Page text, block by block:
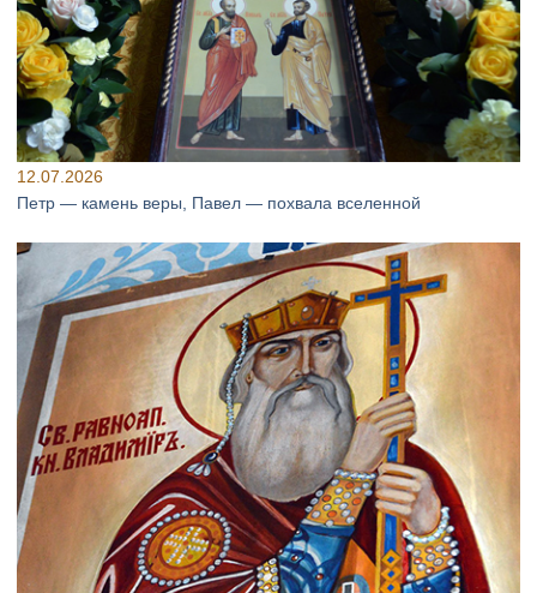
12.07.2026
Петр — камень веры, Павел — похвала вселенной